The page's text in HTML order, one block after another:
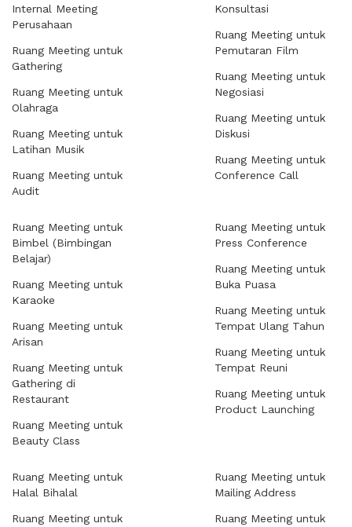
Internal Meeting
Perusahaan
Ruang Meeting untuk
Gathering
Ruang Meeting untuk
Olahraga
Ruang Meeting untuk
Latihan Musik
Ruang Meeting untuk
Audit
Konsultasi
Ruang Meeting untuk
Pemutaran Film
Ruang Meeting untuk
Negosiasi
Ruang Meeting untuk
Diskusi
Ruang Meeting untuk
Conference Call
Ruang Meeting untuk
Bimbel (Bimbingan
Belajar)
Ruang Meeting untuk
Karaoke
Ruang Meeting untuk
Arisan
Ruang Meeting untuk
Gathering di
Restaurant
Ruang Meeting untuk
Beauty Class
Ruang Meeting untuk
Press Conference
Ruang Meeting untuk
Buka Puasa
Ruang Meeting untuk
Tempat Ulang Tahun
Ruang Meeting untuk
Tempat Reuni
Ruang Meeting untuk
Product Launching
Ruang Meeting untuk
Halal Bihalal
Ruang Meeting untuk
Ruang Meeting untuk
Mailing Address
Ruang Meeting untuk